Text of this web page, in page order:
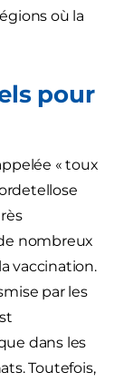
où la
pour
« toux
nombreux
vaccination.
par les
dans les
Toutefois,